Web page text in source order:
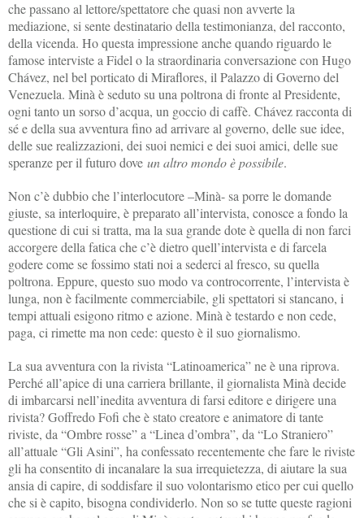
che passano al lettore/spettatore che quasi non avverte la
mediazione, si sente destinatario della testimonianza, del racconto,
della vicenda. Ho questa impressione anche quando riguardo le
famose interviste a Fidel o la straordinaria conversazione con Hugo
Chávez, nel bel porticato di Miraflores, il Palazzo di Governo del
Venezuela. Minà è seduto su una poltrona di fronte al Presidente,
ogni tanto un sorso d’acqua, un goccio di caffè. Chávez racconta di
sé e della sua avventura fino ad arrivare al governo, delle sue idee,
delle sue realizzazioni, dei suoi nemici e dei suoi amici, delle sue
speranze per il futuro dove un altro mondo è possibile.
Non c’è dubbio che l’interlocutore –Minà- sa porre le domande
giuste, sa interloquire, è preparato all’intervista, conosce a fondo la
questione di cui si tratta, ma la sua grande dote è quella di non farci
accorgere della fatica che c’è dietro quell’intervista e di farcela
godere come se fossimo stati noi a sederci al fresco, su quella
poltrona. Eppure, questo suo modo va controcorrente, l’intervista è
lunga, non è facilmente commerciabile, gli spettatori si stancano, i
tempi attuali esigono ritmo e azione. Minà è testardo e non cede,
paga, ci rimette ma non cede: questo è il suo giornalismo.
La sua avventura con la rivista “Latinoamerica” ne è una riprova.
Perché all’apice di una carriera brillante, il giornalista Minà decide
di imbarcarsi nell’inedita avventura di farsi editore e dirigere una
rivista? Goffredo Fofi che è stato creatore e animatore di tante
riviste, da “Ombre rosse” a “Linea d’ombra”, da “Lo Straniero”
all’attuale “Gli Asini”, ha confessato recentemente che fare le riviste
gli ha consentito di incanalare la sua irrequietezza, di aiutare la sua
ansia di capire, di soddisfare il suo volontarismo etico per cui quello
che si è capito, bisogna condividerlo. Non so se tutte queste ragioni